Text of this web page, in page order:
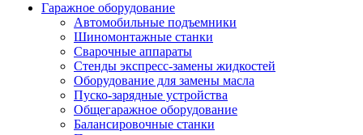
Гаражное оборудование
Автомобильные подъемники
Шиномонтажные станки
Сварочные аппараты
Стенды экспресс-замены жидкостей
Оборудование для замены масла
Пуско-зарядные устройства
Общегаражное оборудование
Балансировочные станки